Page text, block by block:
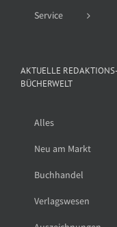
Service
AKTUELLE
BÜCHERWELT
Alles
Neu am Markt
Buchhandel
Verlagswesen